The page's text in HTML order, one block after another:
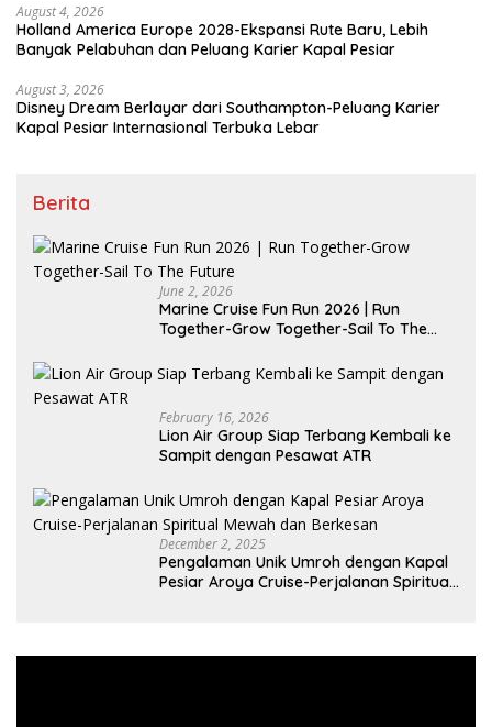
August 4, 2026
Holland America Europe 2028-Ekspansi Rute Baru, Lebih
Banyak Pelabuhan dan Peluang Karier Kapal Pesiar
August 3, 2026
Disney Dream Berlayar dari Southampton-Peluang Karier
Kapal Pesiar Internasional Terbuka Lebar
Berita
June 2, 2026
Marine Cruise Fun Run 2026 | Run
Together-Grow Together-Sail To The
February 16, 2026
Lion Air Group Siap Terbang Kembali ke
Sampit dengan Pesawat ATR
December 2, 2025
Pengalaman Unik Umroh dengan Kapal
Pesiar Aroya Cruise-Perjalanan Spiritual